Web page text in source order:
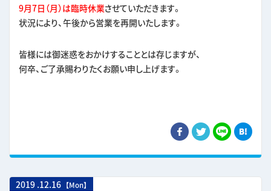
9月7日（月）は臨時休業させていただきます。
状況により、午後から営業を再開いたします。
皆様には御迷惑をおかけすることとは存じますが、
何卒、ご了承賜わりたくお願い申し上げます。
2019 .12.16 【Mon】